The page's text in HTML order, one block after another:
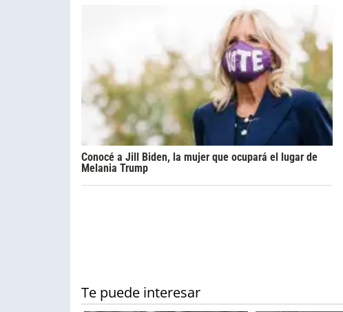
Conocé a Jill Biden, la mujer que ocupará el lugar de
Melania Trump